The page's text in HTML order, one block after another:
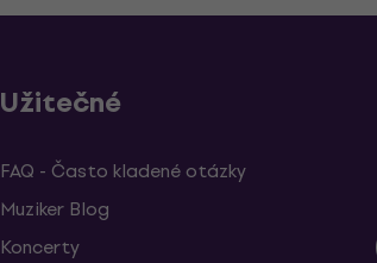
Užitečné
FAQ - Často kladené otázky
Muziker Blog
Koncerty